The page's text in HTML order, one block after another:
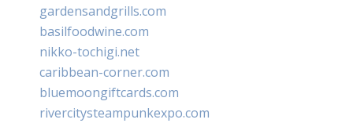
gardensandgrills.com
basilfoodwine.com
nikko-tochigi.net
caribbean-corner.com
bluemoongiftcards.com
rivercitysteampunkexpo.com